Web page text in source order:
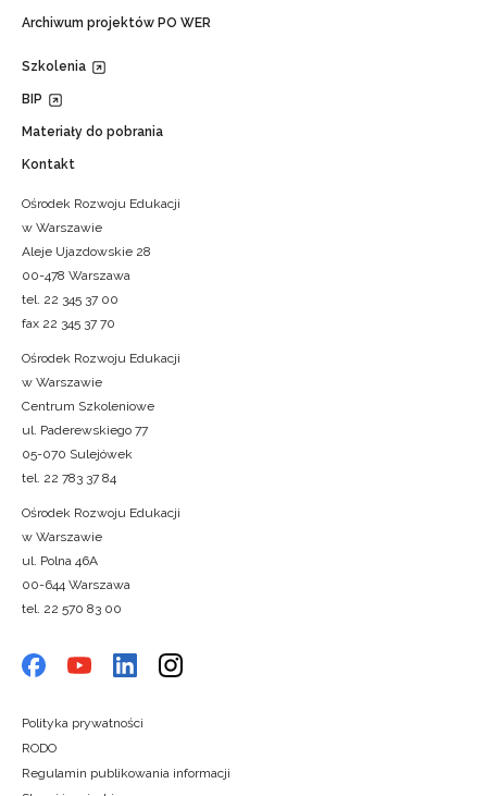
Archiwum projektów PO WER
Szkolenia
BIP
Materiały do pobrania
Kontakt
Ośrodek Rozwoju Edukacji
w Warszawie
Aleje Ujazdowskie 28
00-478 Warszawa
tel. 22 345 37 00
fax 22 345 37 70
Ośrodek Rozwoju Edukacji
w Warszawie
Centrum Szkoleniowe
ul. Paderewskiego 77
05-070 Sulejówek
tel. 22 783 37 84
Ośrodek Rozwoju Edukacji
w Warszawie
ul. Polna 46A
00-644 Warszawa
tel. 22 570 83 00
Polityka prywatności
RODO
Regulamin publikowania informacji